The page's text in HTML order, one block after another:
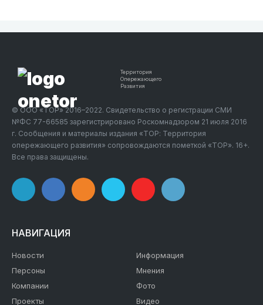
Территория
Опережающего
Развития
© ООО «ТОР» 2016–2022. Свидетельство о регистрации СМИ
№ФС 77-66585 зарегистрировано Роскомнадзором 21 июля 2016
г. Сообщения и материалы издания «ТОР: Территория
опережающего развития» сопровождаются пометкой «ТОР». 16+.
Все права защищены.
НАВИГАЦИЯ
Новости
Персоны
Компании
Проекты
Информация
Мнения
Фото
Видео